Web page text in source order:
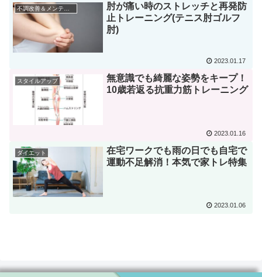
肘が痛い時のストレッチと再発防
止トレーニング(テニス肘ゴルフ
肘)
2023.01.17
スタイルアップ
無意識でも綺麗な姿勢をキープ！
10歳若返る抗重力筋トレーニング
2023.01.16
ダイエット
在宅ワークでも雨の日でも自宅で
運動不足解消！本気で家トレ特集
2023.01.06